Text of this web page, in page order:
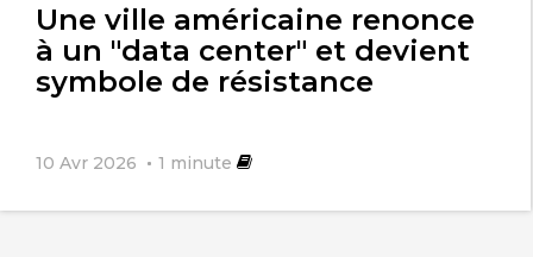
Une ville américaine renonce
à un "data center" et devient
symbole de résistance
10 Avr 2026 1 minute